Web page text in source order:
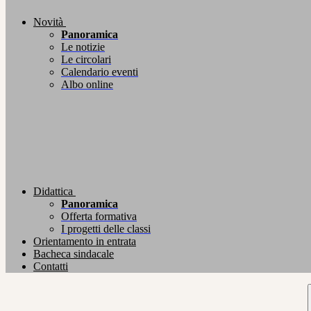
Novità
Panoramica
Le notizie
Le circolari
Calendario eventi
Albo online
Didattica
Panoramica
Offerta formativa
I progetti delle classi
Orientamento in entrata
Bacheca sindacale
Contatti